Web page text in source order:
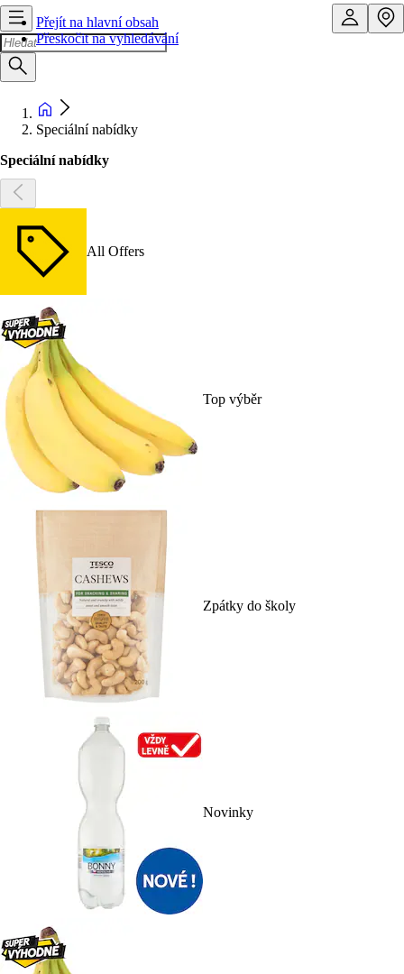
Přejít na hlavní obsah
Přeskočit na vyhledávání
Speciální nabídky
Speciální nabídky
All Offers
Top výběr
Zpátky do školy
Novinky